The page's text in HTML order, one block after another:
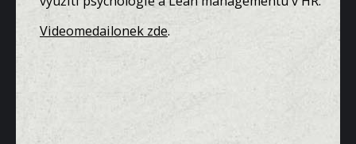
Videomedailonek zde.